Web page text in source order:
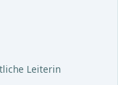
Leiterin